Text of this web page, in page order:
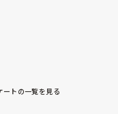
ートの一覧を見る